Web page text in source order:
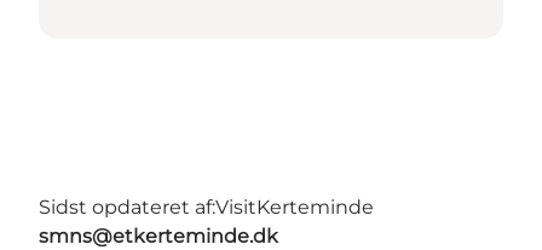
Sidst opdateret af:VisitKerteminde
smns@etkerteminde.dk